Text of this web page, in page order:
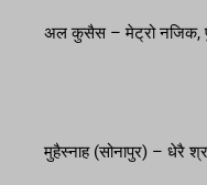
अल कुसैस – मेट्रो नजिक,
मुहैस्नाह (सोनापुर) – धेरै